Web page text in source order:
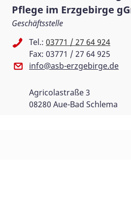
Pflege im Erzgebirge
Geschäftsstelle
Tel.: 03771 / 27 64 924
Fax: 03771 / 27 64 925
info@asb-erzgebirge.de
Agricolastraße 3
08280 Aue-Bad Schlema